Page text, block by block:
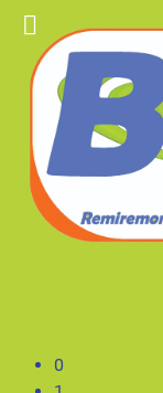
0